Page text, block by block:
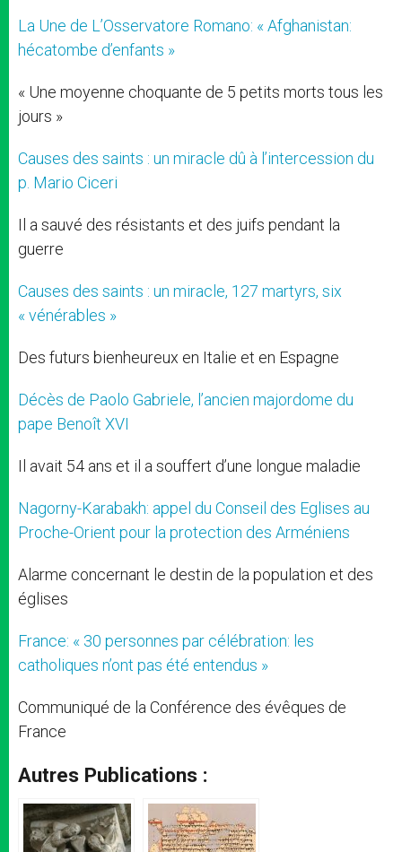
La Une de L’Osservatore Romano: « Afghanistan:
hécatombe d’enfants »
« Une moyenne choquante de 5 petits morts tous les
jours »
Causes des saints : un miracle dû à l’intercession du
p. Mario Ciceri
Il a sauvé des résistants et des juifs pendant la
guerre
Causes des saints : un miracle, 127 martyrs, six
« vénérables »
Des futurs bienheureux en Italie et en Espagne
Décès de Paolo Gabriele, l’ancien majordome du
pape Benoît XVI
Il avait 54 ans et il a souffert d’une longue maladie
Nagorny-Karabakh: appel du Conseil des Eglises au
Proche-Orient pour la protection des Arméniens
Alarme concernant le destin de la population et des
églises
France: « 30 personnes par célébration: les
catholiques n’ont pas été entendus »
Communiqué de la Conférence des évêques de
France
Autres Publications :